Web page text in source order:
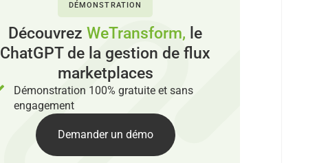
DÉMONSTRATION
DécouvrezWeTransform, le
ChatGPT de la gestion de flux
marketplaces
Démonstration 100% gratuite et sans
engagement
Demander un démo